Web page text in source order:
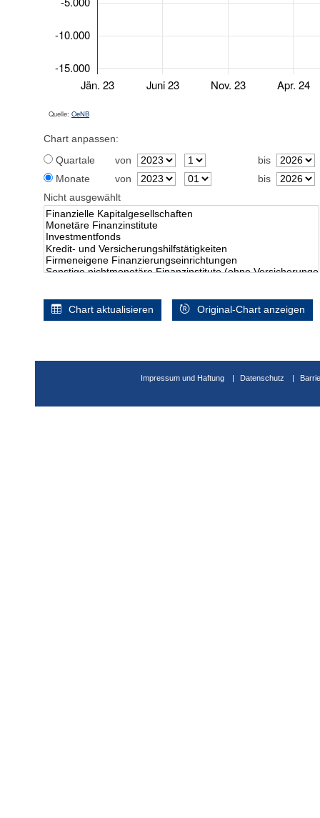
Jän. 23 Juni 23 Nov. 23 Apr. 24
-15.000
-10.000
Quelle: OeNB
Chart anpassen:
Quartale
von
bis
Monate
von
bis
Nicht ausgewählt
Chart aktualisieren Original-Chart anzeigen
Impressum und Haftung Datenschutz